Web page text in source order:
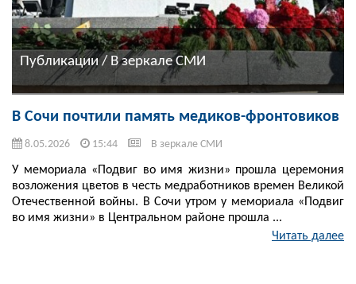
Публикации / В зеркале СМИ
В Сочи почтили память медиков-фронтовиков
8.05.2026 15:44 В зеркале СМИ
У мемориала «Подвиг во имя жизни» прошла церемония
возложения цветов в честь медработников времен Великой
Отечественной войны. В Сочи утром у мемориала «Подвиг
во имя жизни» в Центральном районе прошла ...
Читать далее